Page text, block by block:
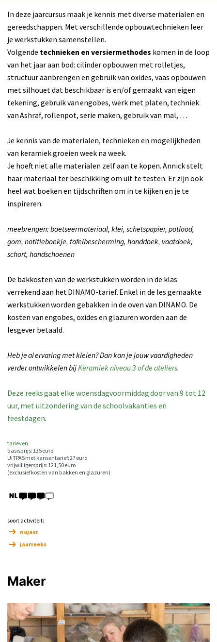
In deze jaarcursus maak je kennis met diverse materialen en
gereedschappen. Met verschillende opbouwtechnieken leer
je werkstukken samenstellen.
Volgende technieken en versiermethodes komen in de loop
van het jaar aan bod: cilinder opbouwen met rolletjes,
structuur aanbrengen en gebruik van oxides, vaas opbouwen
met silhouet dat beschikbaar is en/of gemaakt van eigen
tekening, gebruik van engobes, werk met platen, techniek
van Ashraf, rollenpot, serie maken, gebruik van mal, …
Je kennis van de materialen, technieken en mogelijkheden
van keramiek groeien week na week.
Je hoeft niet alle materialen zelf aan te kopen. Annick stelt
haar materiaal ter beschikking om uit te testen. Er zijn ook
heel wat boeken en tijdschriften om in te kijken en je te
inspireren.
meebrengen: boetseermateriaal, klei, schetspapier, potlood,
gom, notitieboekje, tafelbescherming, handdoek, vaatdoek,
schort, handschoenen
De bakkosten van de werkstukken worden in de klas
verrekend aan het DINAMO-tarief. Enkel in de les gemaakte
werkstukken worden gebakken in de oven van DINAMO. De
kosten van engobes, oxides en glazuren worden aan de
lesgever betaald.
Heb je al ervaring met kleien? Dan kan je jouw vaardigheden
verder ontwikkelen bijKeramiek niveau 3 of de ateliers.
Deze reeks gaat elke woensdagvoormiddag door van 9 tot 12
uur, met uitzondering van de schoolvakanties en
feestdagen.
tarieven
basisprijs: 135 euro
UiTPAS met kansentarief: 27 euro
vrijwilligersprijs: 121,50 euro
(exclusief kosten van bakken en glazuren)
soort activiteit:
najaar
jaarreeks
Maker